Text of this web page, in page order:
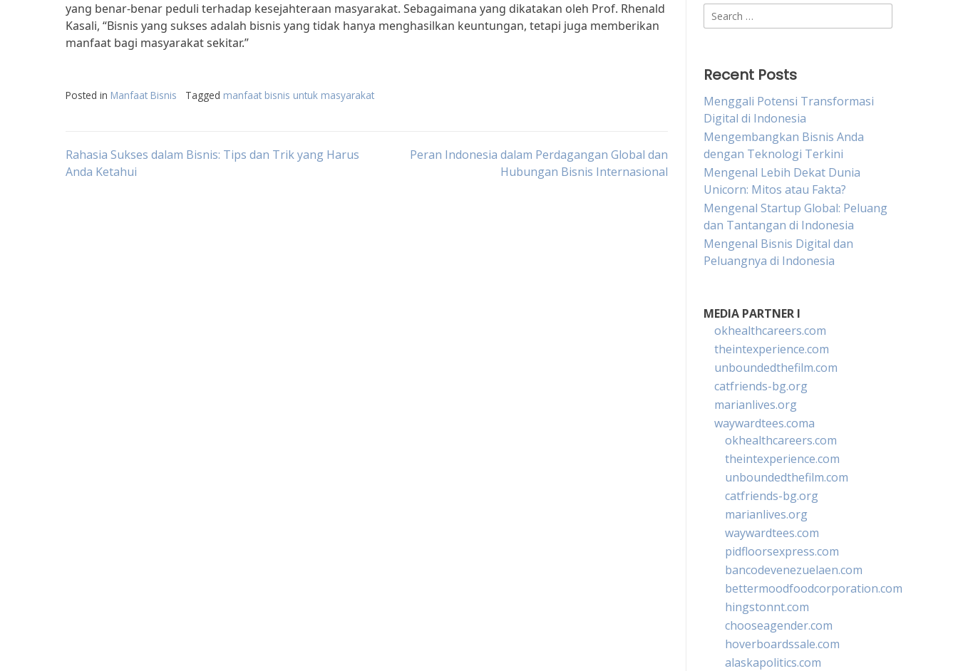
yang benar-benar peduli terhadap kesejahteraan masyarakat. Sebagaimana yang dikatakan oleh Prof. Rhenald
Kasali, “Bisnis yang sukses adalah bisnis yang tidak hanya menghasilkan keuntungan, tetapi juga memberikan
manfaat bagi masyarakat sekitar.”
Posted in Manfaat Bisnis Tagged manfaat bisnis untuk masyarakat
Post
Rahasia Sukses dalam Bisnis: Tips dan Trik yang Harus
Anda Ketahui
Peran Indonesia dalam Perdagangan Global dan
Hubungan Bisnis Internasional
Search
for:
Recent Posts
Menggali Potensi Transformasi
Digital di Indonesia
Mengembangkan Bisnis Anda
dengan Teknologi Terkini
Mengenal Lebih Dekat Dunia
Unicorn: Mitos atau Fakta?
Mengenal Startup Global: Peluang
dan Tantangan di Indonesia
Mengenal Bisnis Digital dan
Peluangnya di Indonesia
MEDIA PARTNER I
okhealthcareers.com
theintexperience.com
unboundedthefilm.com
catfriends-bg.org
marianlives.org
waywardtees.coma
okhealthcareers.com
theintexperience.com
unboundedthefilm.com
catfriends-bg.org
marianlives.org
waywardtees.com
pidfloorsexpress.com
bancodevenezuelaen.com
bettermoodfoodcorporation.com
hingstonnt.com
chooseagender.com
hoverboardssale.com
alaskapolitics.com